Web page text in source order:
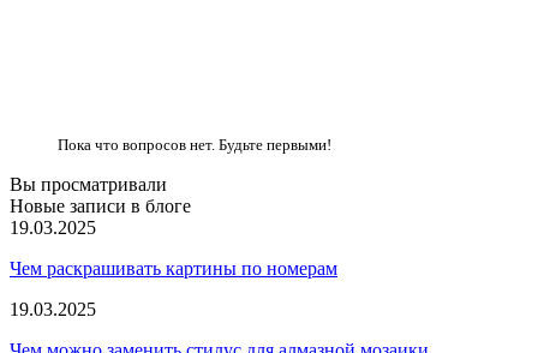
Пока что вопросов нет. Будьте первыми!
Вы просматривали
Новые записи в блоге
19.03.2025
Чем раскрашивать картины по номерам
19.03.2025